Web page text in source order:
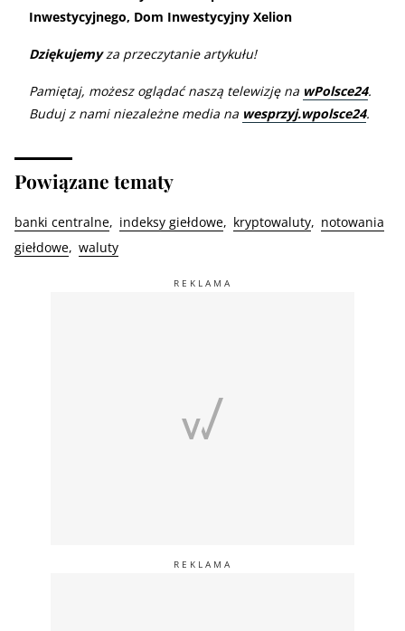
Inwestycyjnego, Dom Inwestycyjny Xelion
Dziękujemyza przeczytanie artykułu!
Pamiętaj, możesz oglądać naszą telewizję na wPolsce24.
Buduj z nami niezależne media na wesprzyj.wpolsce24.
Powiązane tematy
banki centralne indeksy giełdowe kryptowaluty
notowania
giełdowe waluty